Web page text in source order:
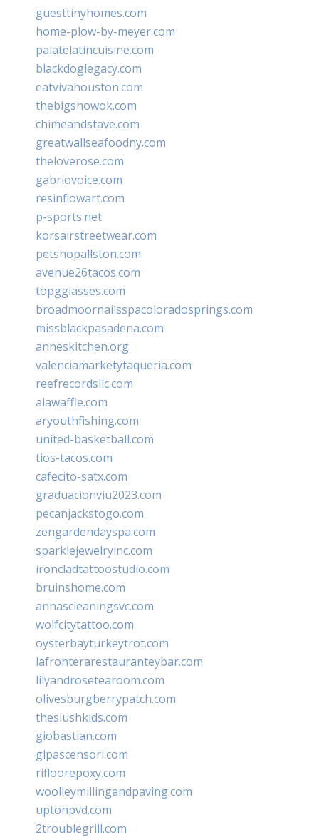
guesttinyhomes.com
home-plow-by-meyer.com
palatelatincuisine.com
blackdoglegacy.com
eatvivahouston.com
thebigshowok.com
chimeandstave.com
greatwallseafoodny.com
theloverose.com
gabriovoice.com
resinflowart.com
p-sports.net
korsairstreetwear.com
petshopallston.com
avenue26tacos.com
topgglasses.com
broadmoornailsspacoloradosprings.com
missblackpasadena.com
anneskitchen.org
valenciamarketytaqueria.com
reefrecordsllc.com
alawaffle.com
aryouthfishing.com
united-basketball.com
tios-tacos.com
cafecito-satx.com
graduacionviu2023.com
pecanjackstogo.com
zengardendayspa.com
sparklejewelryinc.com
ironcladtattoostudio.com
bruinshome.com
annascleaningsvc.com
wolfcitytattoo.com
oysterbayturkeytrot.com
lafronterarestauranteybar.com
lilyandrosetearoom.com
olivesburgberrypatch.com
theslushkids.com
giobastian.com
glpascensori.com
rifloorepoxy.com
woolleymillingandpaving.com
uptonpvd.com
2troublegrill.com